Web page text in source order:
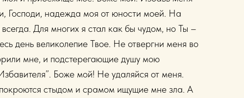
Господи, надежда моя от юности моей. На
Для многих я стал как бы чудом, но Ты –
день великолепие Твое. Не отвергни меня во
мне, и подстерегающие душу мою
Боже мой! Не удаляйся от меня.
стыдом и срамом ищущие мне зла. А